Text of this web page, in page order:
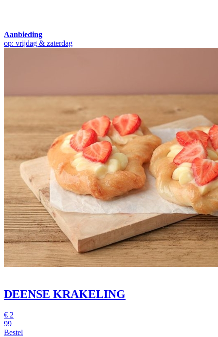
Aanbieding
op: vrijdag & zaterdag
DEENSE KRAKELING
€ 2
99
Bestel